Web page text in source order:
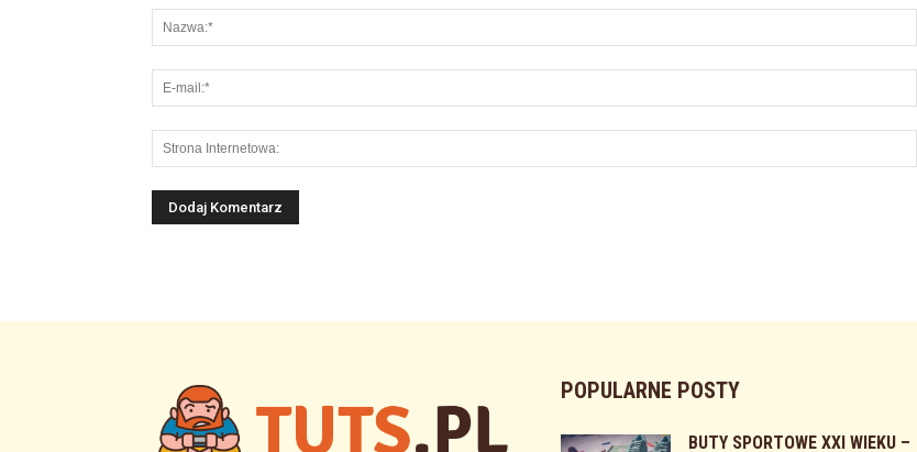
POPULARNE POSTY
BUTY SPORTOWE XXI WIEKU –